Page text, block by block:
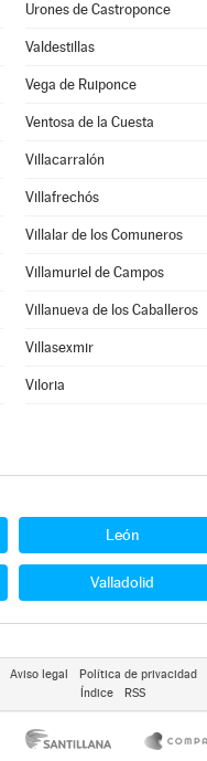
Urones de Castroponce
Valdestillas
Vega de Ruiponce
Ventosa de la Cuesta
Villacarralón
Villafrechós
Villalar de los Comuneros
Villamuriel de Campos
Villanueva de los Caballeros
Villasexmir
Viloria
León
Valladolid
Aviso legal Política de privacidad
Índice
RSS